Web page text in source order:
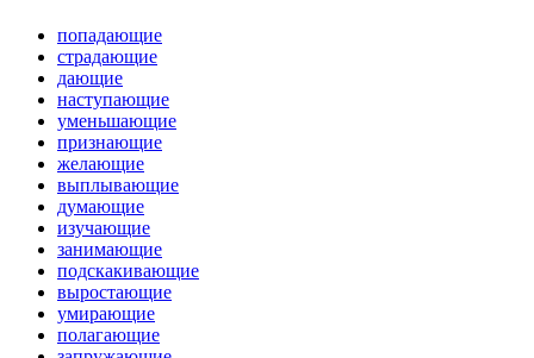
попадающие
страдающие
дающие
наступающие
уменьшающие
признающие
желающие
выплывающие
думающие
изучающие
занимающие
подскакивающие
выростающие
умирающие
полагающие